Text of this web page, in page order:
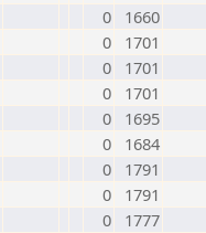
0
1660
0
1701
0
1701
0
1701
0
1695
0
1684
0
1791
0
1791
0
1777